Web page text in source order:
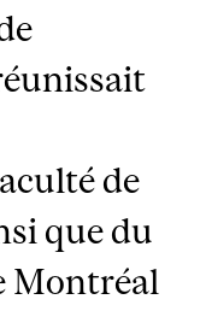
de
que du
Montréal